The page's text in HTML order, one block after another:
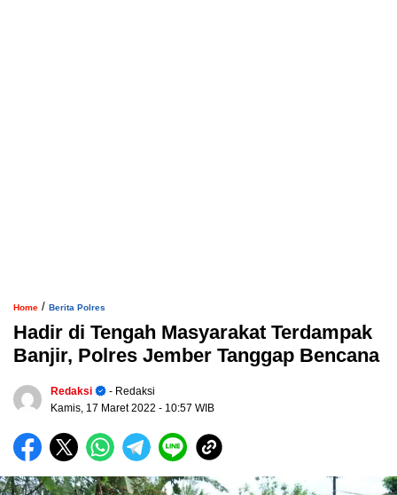
Home / Berita Polres
Hadir di Tengah Masyarakat Terdampak
Banjir, Polres Jember Tanggap Bencana
Redaksi
- Redaksi
Kamis, 17 Maret 2022 - 10:57 WIB